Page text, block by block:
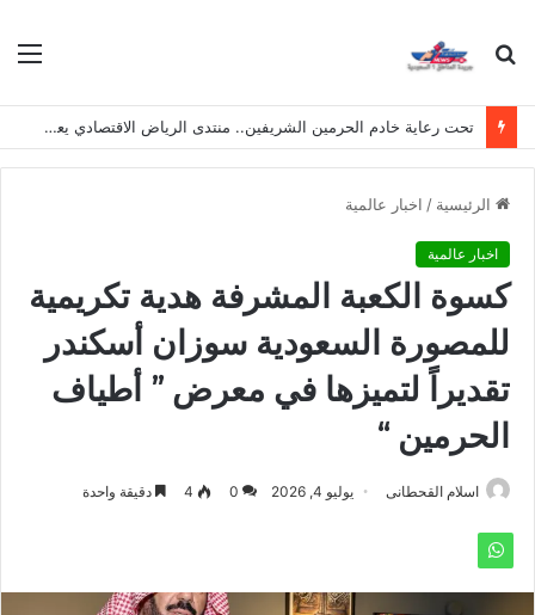
بحث
تحت رعاية خادم الحرمين الشريفين.. منتدى الرياض الاقتصادي يعقد دورته الـ(12) أكتوبر القادم
الرئيسية / اخبار عالمية
اخبار عالمية
كسوة الكعبة المشرفة هدية تكريمية
للمصورة السعودية سوزان أسكندر
تقديراً لتميزها في معرض ” أطياف
الحرمين “
اسلام القحطانى يوليو 4, 2026 0
4 دقيقة واحدة